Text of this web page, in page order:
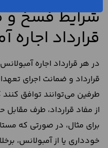
شرایط فسخ و
قرارداد اجاره
در هر قرارداد اجاره
قرارداد و ضمانت اجرای
طرفین می‌توانند توافق
از مفاد قرارداد، طرف
برای مثال، در صورتی که
خودداری یا از آمبولانس،